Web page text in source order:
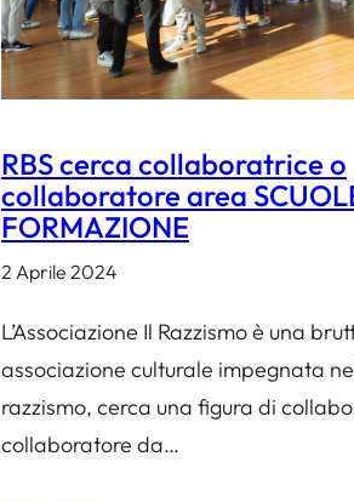
RBS cerca collaboratrice o
collaboratore area
FORMAZIONE
2 Aprile 2024
L’Associazione Il Razzismo è una
associazione culturale impegnata
razzismo, cerca una figura di
collaboratore da…